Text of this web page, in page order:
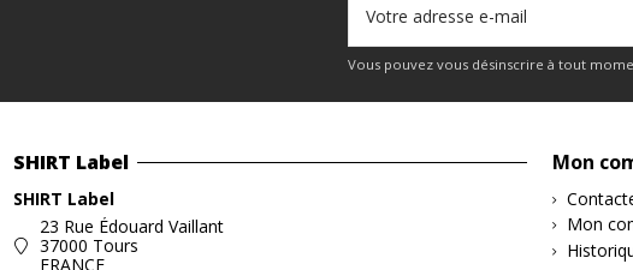
Vous pouvez vous désinscrire à tout
SHIRT Label
SHIRT Label
23 Rue Édouard Vaillant
37000 Tours
FRANCE
Mon
Mon